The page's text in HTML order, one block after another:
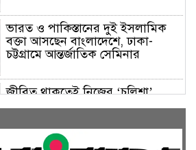
ভারত ও পাকিস্তানের দুই ইসলামিক
বক্তা আসছেন বাংলাদেশে, ঢাকা-
চট্টগ্রামে আন্তর্জাতিক সেমিনার
জীবিত থাকতেই নিজের ‘চল্লিশা’
করলেন বৃদ্ধ, খেলেন ২ হাজার মানুষ